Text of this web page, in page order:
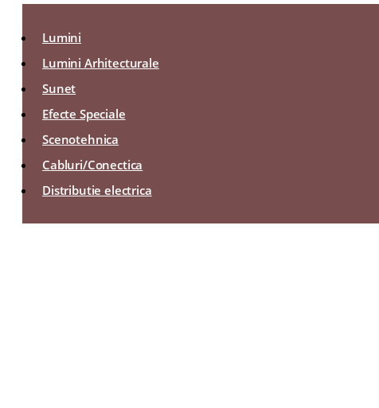
Lumini
Lumini Arhitecturale
Sunet
Efecte Speciale
Scenotehnica
Cabluri/Conectica
Distributie electrica